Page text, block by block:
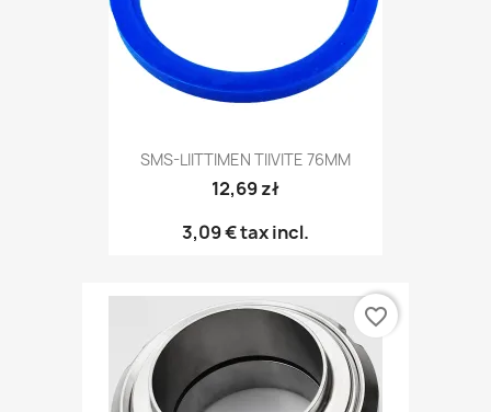
SMS-LIITTIMEN TIIVITE 76MM
12,69 zł
3,09 €tax incl.
favorite_border